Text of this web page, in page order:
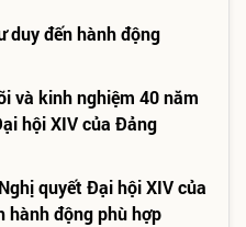
duy đến hành động
và kinh nghiệm 40 năm
hội XIV của Đảng
quyết Đại hội XIV của
động phù hợp